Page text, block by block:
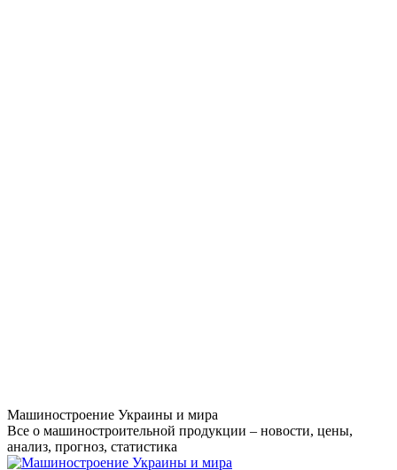
Перейти
к
содержанию
Машиностроение Украины и мира
Все о машиностроительной продукции – новости, цены,
анализ, прогноз, статистика